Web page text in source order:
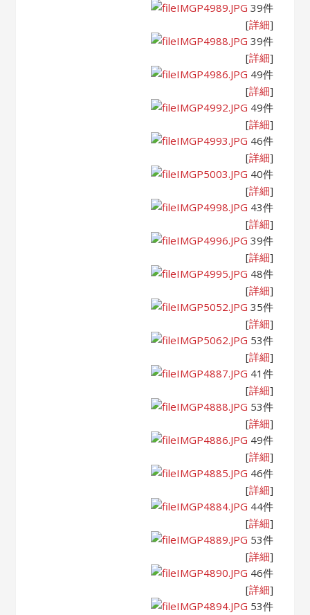
IMGP4989.JPG 39件
[詳細]
IMGP4988.JPG 39件
[詳細]
IMGP4986.JPG 49件
[詳細]
IMGP4992.JPG 49件
[詳細]
IMGP4993.JPG 46件
[詳細]
IMGP5003.JPG 40件
[詳細]
IMGP4998.JPG 43件
[詳細]
IMGP4996.JPG 39件
[詳細]
IMGP4995.JPG 48件
[詳細]
IMGP5052.JPG 35件
[詳細]
IMGP5062.JPG 53件
[詳細]
IMGP4887.JPG 41件
[詳細]
IMGP4888.JPG 53件
[詳細]
IMGP4886.JPG 49件
[詳細]
IMGP4885.JPG 46件
[詳細]
IMGP4884.JPG 44件
[詳細]
IMGP4889.JPG 53件
[詳細]
IMGP4890.JPG 46件
[詳細]
IMGP4894.JPG 53件